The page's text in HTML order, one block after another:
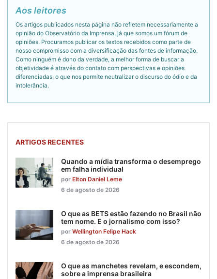
Aos leitores
Os artigos publicados nesta página não refletem necessariamente a
opinião do Observatório da Imprensa, já que somos um fórum de
opiniões. Procuramos publicar os textos recebidos como parte de
nosso compromisso com a diversificação das fontes de informação.
Como ninguém é dono da verdade, a melhor forma de buscar a
objetividade é através do contato com perspectivas e opiniões
diferenciadas, o que nos permite neutralizar o discurso do ódio e da
intolerância.
ARTIGOS RECENTES
Quando a mídia transforma o desemprego
em falha individual
por Elton Daniel Leme
6 de agosto de 2026
O que as BETS estão fazendo no Brasil não
tem nome. E o jornalismo com isso?
por Wellington Felipe Hack
6 de agosto de 2026
O que as manchetes revelam, e escondem,
sobre a imprensa brasileira